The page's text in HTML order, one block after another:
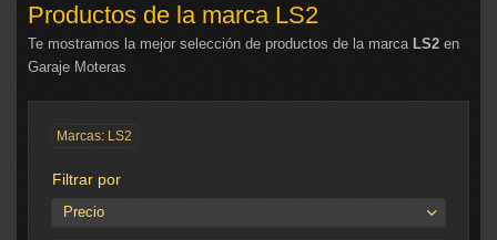
Productos de la marca LS2
Te mostramos la mejor selección de productos de la marca LS2 en
Garaje Moteras
Marcas: LS2
Filtrar por
Precio